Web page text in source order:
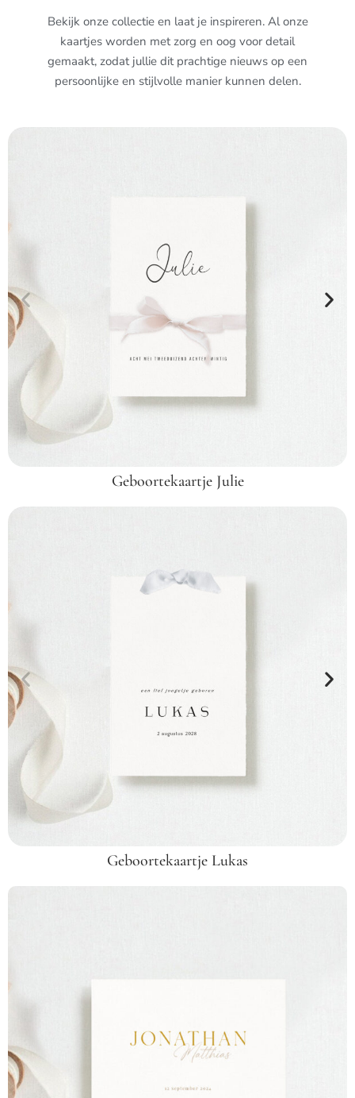
Bekijk onze collectie en laat je inspireren. Al onze
kaartjes worden met zorg en oog voor detail
gemaakt, zodat jullie dit prachtige nieuws op een
persoonlijke en stijlvolle manier kunnen delen.
Geboortekaartje Julie
Geboortekaartje Lukas